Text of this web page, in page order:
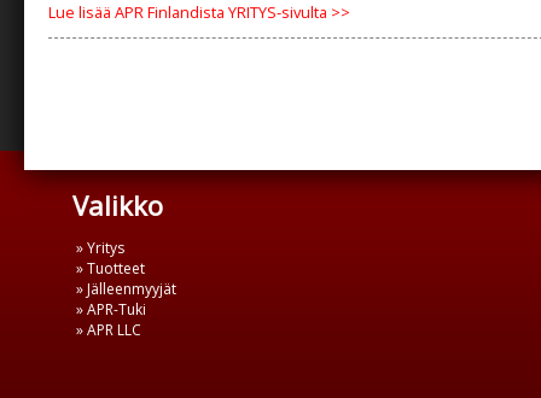
Lue lisää APR Finlandista YRITYS-sivulta >>
Valikko
» Yritys
» Tuotteet
» Jälleenmyyjät
» APR-Tuki
» APR LLC